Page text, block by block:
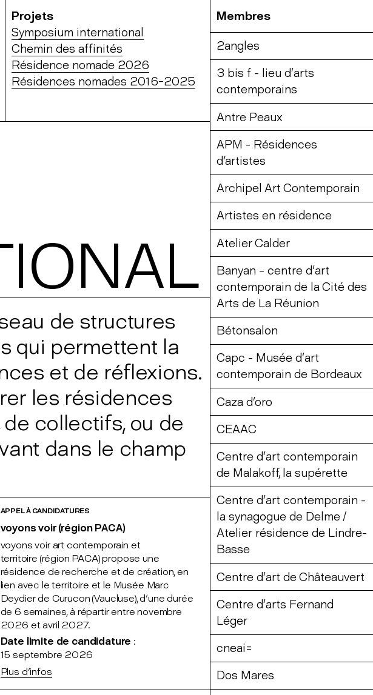
Projets
Symposium international
Chemin des affinités
Résidence nomade 2026
Résidences nomades 2016-2025
de structures
qui permettent la
et de réflexions.
les résidences
de collectifs, ou de
dans le champ
APPEL À CANDIDATURES
voyons voir (région PACA)
voyons voir art contemporain et
territoire (région PACA) propose une
résidence de recherche et de création, en
lien avec le territoire et le Musée Marc
Deydier de Curucon (Vaucluse), d'une durée
de 6 semaines, à répartir entre novembre
2026 et avril 2027.
Date limite de candidature :
15 septembre 2026
Plus d'infos
Membres
2angles
3 bis f - lieu d’arts
contemporains
Antre Peaux
APM - Résidences
d'artistes
Archipel Art Contemporain
Artistes en résidence
Atelier Calder
Banyan – centre d’art
contemporain de la Cité des
Arts de La Réunion
Bétonsalon
Capc - Musée d’art
contemporain de Bordeaux
Caza d’oro
CEAAC
Centre d’art contemporain
de Malakoff, la supérette
Centre d’art contemporain -
la synagogue de Delme /
Atelier résidence de Lindre-
Basse
Centre d’art de Châteauvert
Centre d’arts Fernand
Léger
cneai=
Dos Mares